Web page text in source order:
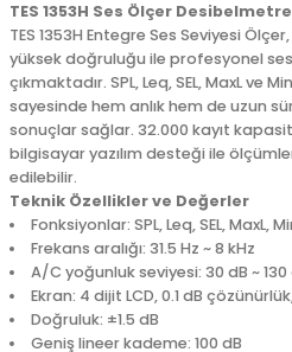
TES 1353H Ses Ölçer Desibelmetre
TES 1353H Entegre Ses Seviyesi
yüksek doğruluğu ile profesyonel
çıkmaktadır. SPL, Leq, SEL, MaxL ve
sayesinde hem anlık hem de uzun
sonuçlar sağlar. 32.000 kayıt
bilgisayar yazılım desteği ile
edilebilir.
Teknik Özellikler ve Değerler
Fonksiyonlar: SPL, Leq, SEL, MaxL,
Frekans aralığı: 31.5 Hz ~ 8 kHz
A/C yoğunluk seviyesi: 30 dB ~ 130
Ekran: 4 dijit LCD, 0.1 dB
Doğruluk: ±1.5 dB
Geniş lineer kademe: 100 dB